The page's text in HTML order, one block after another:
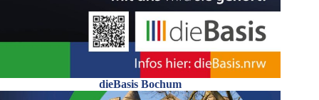
dieBasis Bochum